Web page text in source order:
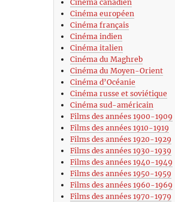
Cinéma canadien
Cinéma européen
Cinéma français
Cinéma indien
Cinéma italien
Cinéma du Maghreb
Cinéma du Moyen-Orient
Cinéma d’Océanie
Cinéma russe et soviétique
Cinéma sud-américain
Films des années 1900-1909
Films des années 1910-1919
Films des années 1920-1929
Films des années 1930-1939
Films des années 1940-1949
Films des années 1950-1959
Films des années 1960-1969
Films des années 1970-1979